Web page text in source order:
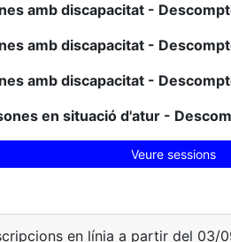
amb discapacitat -
amb discapacitat -
amb discapacitat -
en situació d'atur -
Veure sessions
en línia a partir del 03/